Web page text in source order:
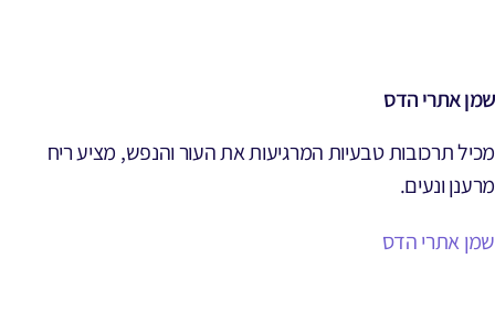
שמן אתרי הדס
מכיל תרכובות טבעיות המרגיעות את העור והנפש, מציע ריח
מרענן ונעים.
שמן אתרי הדס